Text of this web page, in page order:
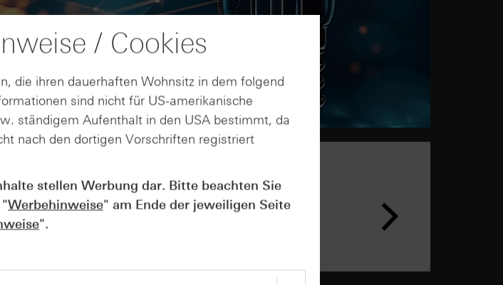
bleibt der DAX® in
- ntv Zertifikate
/ Cookies
die ihren dauerhaften Wohnsitz in dem folgend
sind nicht für US-amerikanische
ständigem Aufenthalt in den USA bestimmt, da
nach den dortigen Vorschriften registriert
stellen Werbung dar. Bitte beachten Sie
Werbehinweise" am Ende der jeweiligen Seite
".